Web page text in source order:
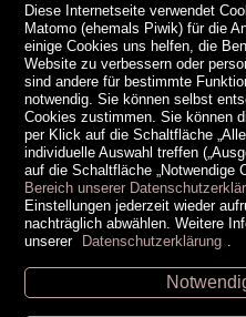
Unsere
Diese Internetseite verwendet
Matomo (ehemals Piwik) für die
einige Cookies uns helfen, die
Website zu verbessern oder
sind andere für bestimmte
notwendig. Sie können selbst
Cookies zustimmen. Sie können
per Klick auf die Schaltfläche
individuelle Auswahl treffen
auf die Schaltfläche „Notwendige
Bereich unserer
Einstellungen jederzeit wieder
nachträglich abwählen. Weitere
unserer Datenschutzerklärung